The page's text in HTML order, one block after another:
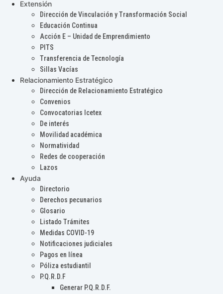
Extensión
Dirección de Vinculación y Transformación Social
Educación Continua
Acción E – Unidad de Emprendimiento
PITS
Transferencia de Tecnología
Sillas Vacías
Relacionamiento Estratégico
Dirección de Relacionamiento Estratégico
Convenios
Convocatorias Icetex
De interés
Movilidad académica
Normatividad
Redes de cooperación
Lazos
Ayuda
Directorio
Derechos pecunarios
Glosario
Listado Trámites
Medidas COVID-19
Notificaciones judiciales
Pagos en línea
Póliza estudiantil
P.Q.R.D.F
Generar P.Q.R.D.F.